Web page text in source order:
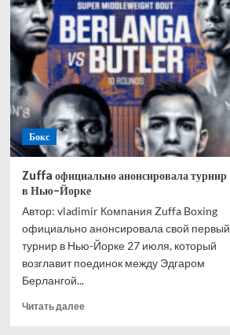
Бокс
Zuffa официально анонсировала турнир
в Нью-Йорке
Автор: vladimir Компания Zuffa Boxing
официально анонсировала свой первый
турнир в Нью-Йорке 27 июля, который
возглавит поединок между Эдгаром
Берлангой...
Читать далееПрочитать